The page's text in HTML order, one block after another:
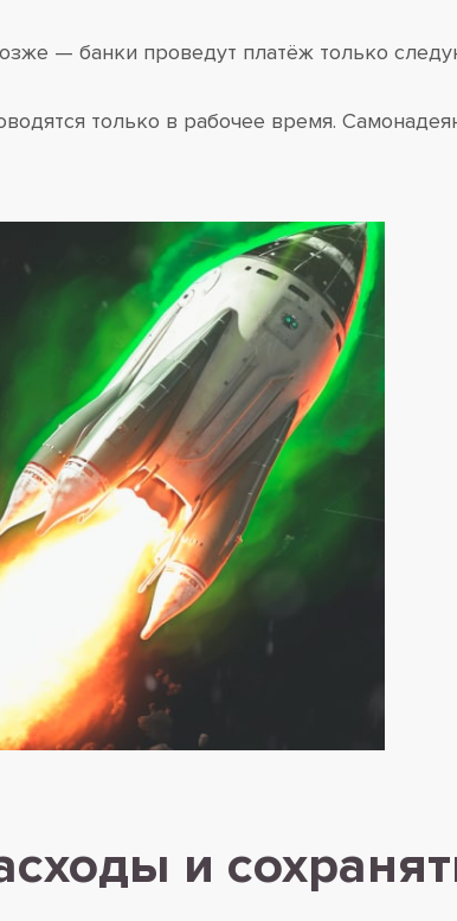
— банки проведут платёж только
только в рабочее время.
и